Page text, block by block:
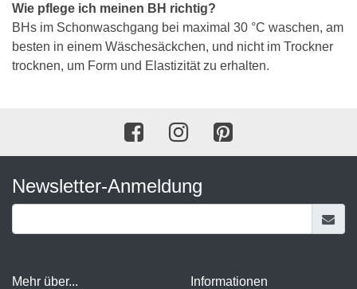
Wie pflege ich meinen BH richtig?
BHs im Schonwaschgang bei maximal 30 °C waschen, am
besten in einem Wäschesäckchen, und nicht im Trockner
trocknen, um Form und Elastizität zu erhalten.
Newsletter-Anmeldung
Mehr über... Informationen